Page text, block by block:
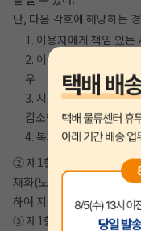
단, 다음 각호에 해당하는
1. 이용자에게 책임 있는
2. 이용자의 사용 또는
우
3. 시간이 지나 다시 판
감소한 경우
4. 복제가 가능한 재화 등
② 제1항 제1호에 해당하더
재화(도서) 등의 포장을 훼
하여 지급하는 조건으로 구
③ 제1항 제2호 내지 제4호